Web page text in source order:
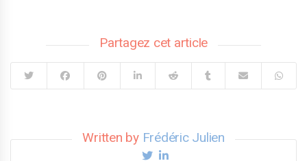
Partagez cet article
Written by Frédéric Julien